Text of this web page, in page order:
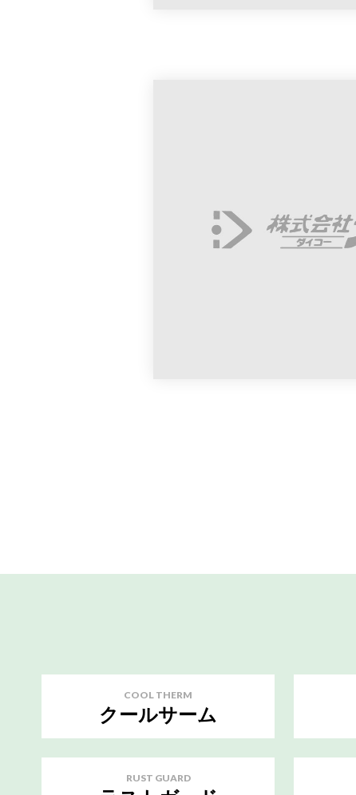
COOL THERM
クールサーム
RUST GUARD